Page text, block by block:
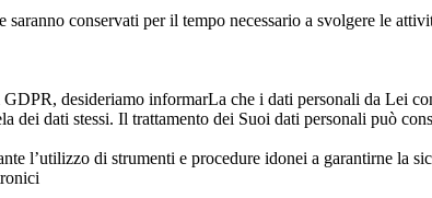
conservati per il tempo necessario a svolgere le
desideriamo informarLa che i dati personali da Lei
dei dati stessi. Il trattamento dei Suoi dati personali può
l’utilizzo di strumenti e procedure idonei a garantirne la